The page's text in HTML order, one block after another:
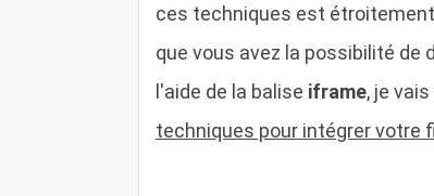
ces techniques est
que vous avez la possibilité de
l'aide de la balise iframe, je
techniques pour intégrer votre